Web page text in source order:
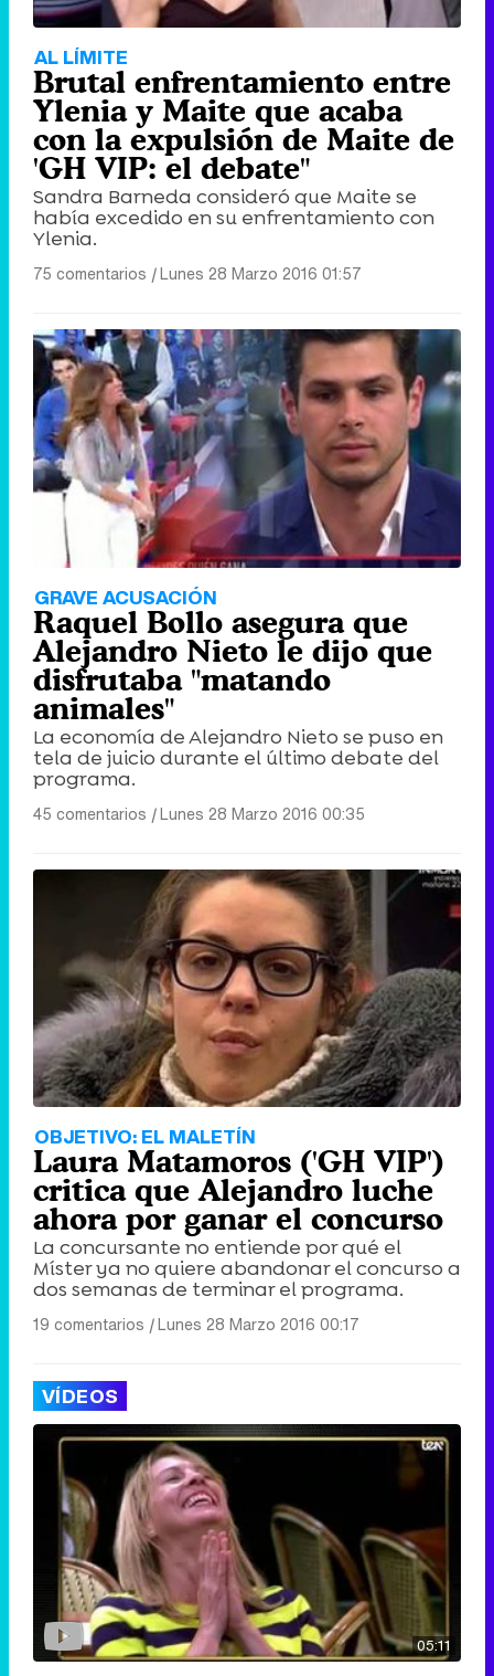
AL LÍMITE
Brutal enfrentamiento entre
Ylenia y Maite que acaba
con la expulsión de Maite de
'GH VIP: el debate"
Sandra Barneda consideró que Maite se
había excedido en su enfrentamiento con
Ylenia.
75 comentarios |Lunes 28 Marzo 2016 01:57
GRAVE ACUSACIÓN
Raquel Bollo asegura que
Alejandro Nieto le dijo que
disfrutaba "matando
animales"
La economía de Alejandro Nieto se puso en
tela de juicio durante el último debate del
programa.
45 comentarios |Lunes 28 Marzo 2016 00:35
OBJETIVO: EL MALETÍN
Laura Matamoros ('GH VIP')
critica que Alejandro luche
ahora por ganar el concurso
La concursante no entiende por qué el
Míster ya no quiere abandonar el concurso a
dos semanas de terminar el programa.
19 comentarios |Lunes 28 Marzo 2016 00:17
VÍDEOS
05:11